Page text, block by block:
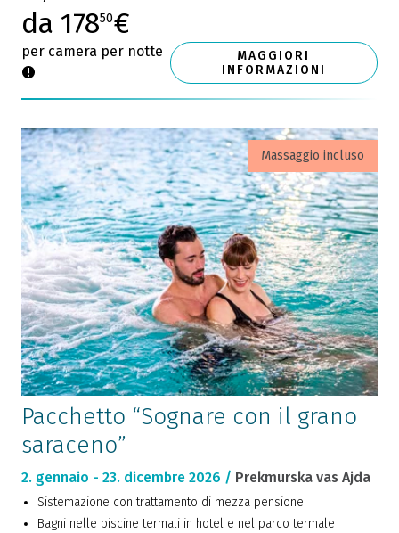
da 17850€
per camera per notte
MAGGIORI
INFORMAZIONI
Massaggio incluso
Pacchetto “Sognare con il grano
saraceno”
2. gennaio - 23. dicembre 2026 / Prekmurska vas Ajda
Sistemazione con trattamento di mezza pensione
Bagni nelle piscine termali in hotel e nel parco termale